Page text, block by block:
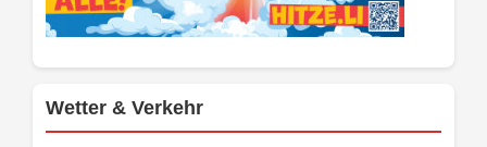
Wetter & Verkehr